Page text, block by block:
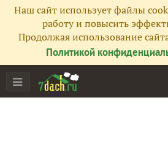
Наш сайт использует файлы
работу и повысить
Продолжая использование
Политикой